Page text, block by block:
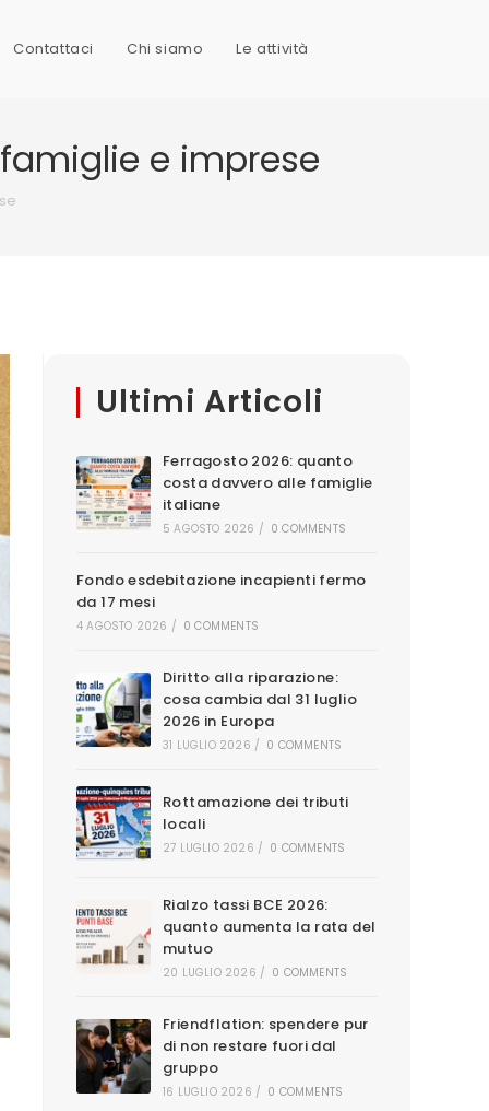
Contattaci Chi siamo Le attività
e imprese
Ultimi Articoli
Ferragosto 2026: quanto
costa davvero alle famiglie
italiane
5 AGOSTO 2026 / 0 COMMENTS
Fondo esdebitazione incapienti fermo
da 17 mesi
4 AGOSTO 2026 / 0 COMMENTS
Diritto alla riparazione:
cosa cambia dal 31 luglio
2026 in Europa
31 LUGLIO 2026 / 0 COMMENTS
Rottamazione dei tributi
locali
27 LUGLIO 2026 / 0 COMMENTS
Rialzo tassi BCE 2026:
quanto aumenta la rata del
mutuo
20 LUGLIO 2026 / 0 COMMENTS
Friendflation: spendere pur
di non restare fuori dal
gruppo
16 LUGLIO 2026 / 0 COMMENTS